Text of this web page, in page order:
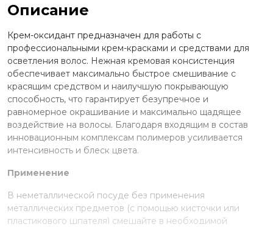
Описание
Крем-оксидант предназначен для работы с
профессиональными крем-красками и средствами для
осветления волос. Нежная кремовая консистенция
обеспечивает максимально быстрое смешивание с
красящим средством и наилучшую покрывающую
способность, что гарантирует безупречное и
равномерное окрашивание и максимально щадящее
воздействие на волосы. Благодаря входящим в состав
инновационным комплексам полимеров усиливается
интенсивность и блеск цвета.
Применение
В неметаллической посуде без применения
металлических предметов (с помощью кисточки или
пластикового шпателя) смешайте в необходимой